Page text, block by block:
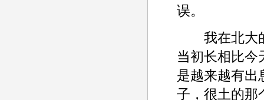
误。
我在北大的
当初长相比今
是越来越有出
子，很土的那